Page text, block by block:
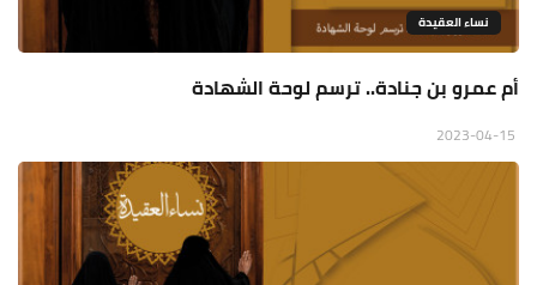
نساء العقيدة
أم عمرو بن جنادة.. ترسم لوحة الشهادة